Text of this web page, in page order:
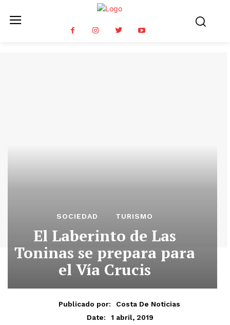
SOCIEDAD TURISMO
El Laberinto de Las
Toninas se prepara para
el Vía Crucis
Publicado por:
Costa De Noticias
Date:
1 abril, 2019